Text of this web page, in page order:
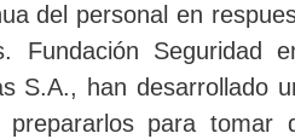
del personal en
Fundación Seguridad
S.A., han desarrollado
para tomar